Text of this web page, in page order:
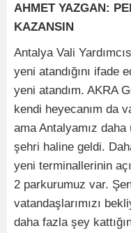
AHMET YAZGAN:
KAZANSIN
Antalya Vali
yeni atandığını ifade
yeni atandım. AKRA
kendi heyecanım da
ama Antalyamız
şehri haline geldi.
yeni terminallerinin
2 parkurumuz var.
vatandaşlarımızı
daha fazla şey